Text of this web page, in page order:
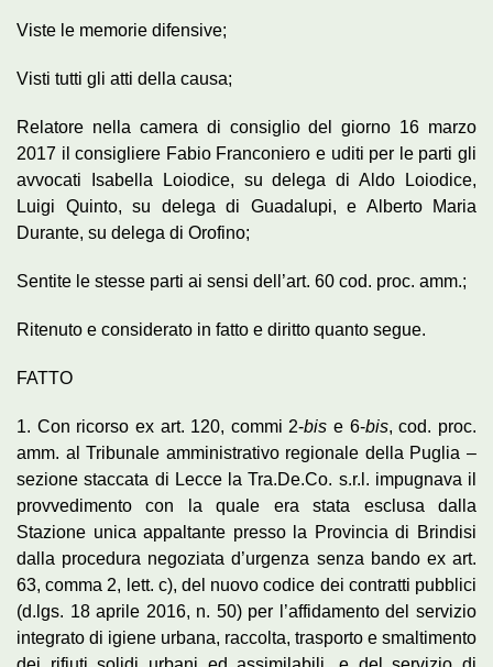
Viste le memorie difensive;
Visti tutti gli atti della causa;
Relatore nella camera di consiglio del giorno 16 marzo
2017 il consigliere Fabio Franconiero e uditi per le parti gli
avvocati Isabella Loiodice, su delega di Aldo Loiodice,
Luigi Quinto, su delega di Guadalupi, e Alberto Maria
Durante, su delega di Orofino;
Sentite le stesse parti ai sensi dell’art. 60 cod. proc. amm.;
Ritenuto e considerato in fatto e diritto quanto segue.
FATTO
1. Con ricorso ex art. 120, commi 2-bis e 6-bis, cod. proc.
amm. al Tribunale amministrativo regionale della Puglia –
sezione staccata di Lecce la Tra.De.Co. s.r.l. impugnava il
provvedimento con la quale era stata esclusa dalla
Stazione unica appaltante presso la Provincia di Brindisi
dalla procedura negoziata d’urgenza senza bando ex art.
63, comma 2, lett. c), del nuovo codice dei contratti pubblici
(d.lgs. 18 aprile 2016, n. 50) per l’affidamento del servizio
integrato di igiene urbana, raccolta, trasporto e smaltimento